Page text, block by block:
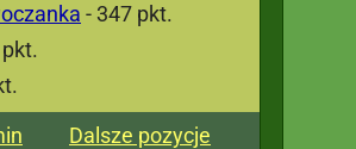
- 347 pkt.
Dalsze pozycje